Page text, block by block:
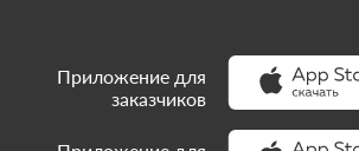
Приложение для
заказчиков